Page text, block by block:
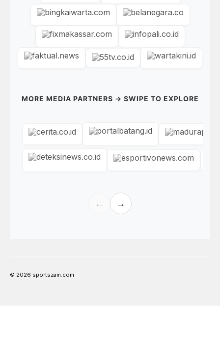
MORE MEDIA PARTNERS → SWIPE TO EXPLORE
← →
© 2026 sportszam.com